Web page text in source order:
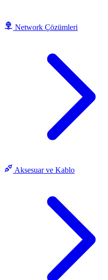
Network Çözümleri
Aksesuar ve Kablo